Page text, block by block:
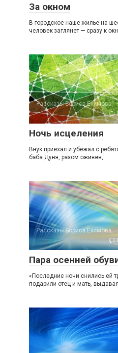
За окном
В городское наше жилье на
человек заглянет — сразу к
Рассказы Бориса Екимова
Ночь исцеления
Внук приехал и убежал с
баба Дуня, разом оживев,
Рассказы Бориса Екимова
Пара осенней
«Последние ночи снились ей
подарили отец и мать,